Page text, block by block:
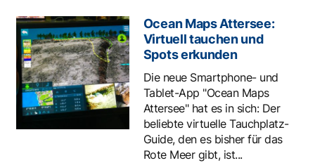
Ocean Maps Attersee:
Virtuell tauchen und
Spots erkunden
Die neue Smartphone- und
Tablet-App "Ocean Maps
Attersee" hat es in sich: Der
beliebte virtuelle Tauchplatz-
Guide, den es bisher für das
Rote Meer gibt, ist...